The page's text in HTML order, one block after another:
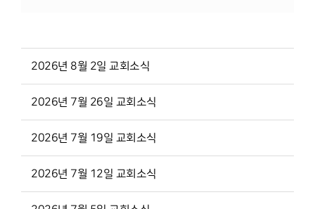
2026년 8월 2일 교회소식
2026년 7월 26일 교회소식
2026년 7월 19일 교회소식
2026년 7월 12일 교회소식